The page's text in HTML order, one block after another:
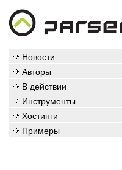
Новости
Авторы
В действии
Инструменты
Хостинги
Примеры